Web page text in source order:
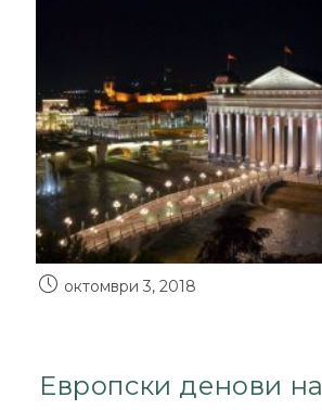
октомври 3, 2018
Европски денови на